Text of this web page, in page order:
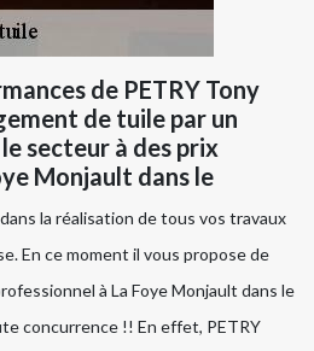
de PETRY Tony
de tuile par un
secteur à des prix
Monjault dans le
la réalisation de tous vos travaux
En ce moment il vous propose de
à La Foye Monjault dans le
concurrence !! En effet, PETRY